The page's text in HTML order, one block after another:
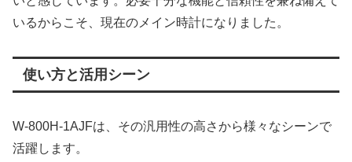
いるからこそ、現在のメイン時計になりました。
使い方と活用シーン
W-800H-1AJFは、その汎用性の高さから様々なシーンで
活躍します。